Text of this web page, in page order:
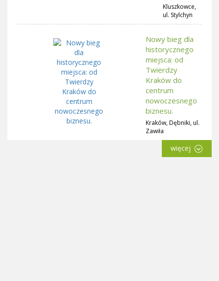
Kluszkowce,
ul. Stylchyn
Nowy bieg dla
historycznego
miejsca: od
Twierdzy
Kraków do
centrum
nowoczesnego
biznesu.
Kraków, Dębniki, ul.
Zawiła
więcej